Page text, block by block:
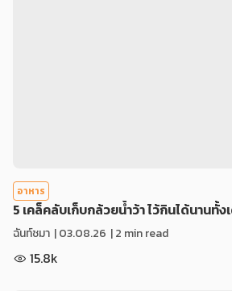
อาหาร
5 เคล็คลับเก็บกล้วยน้ำว้า ไว้กินได้นานทั้ง
ฉันท์ชมา |03.08.26 | 2 min read
15.8k